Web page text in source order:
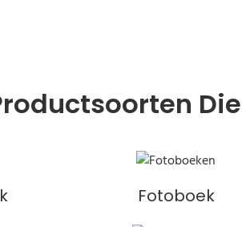
Fotoboek